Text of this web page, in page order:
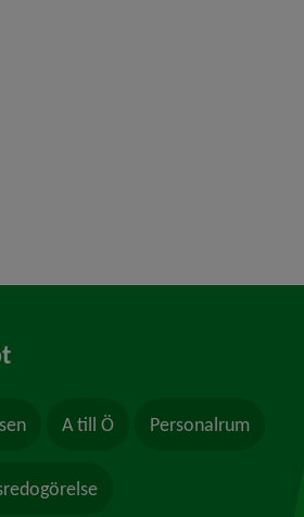
föreningsliv
A till Ö Personalrum